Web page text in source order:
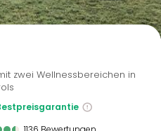
Auf der Karte anzeigen
zwei Wellnessbereichen in